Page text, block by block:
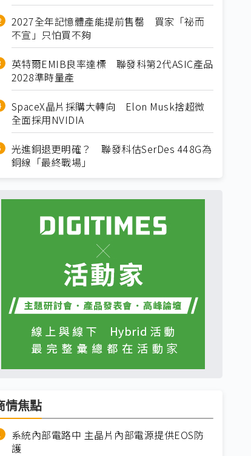
2027全年記憶體產能提前售罄 買家「祕而
不宣」只怕買不夠
英特爾EMIB良率達標 聯發科第2代ASIC產品
2028準時量產
SpaceX晶片採購大轉向 Elon Musk捨超微
全面採用NVIDIA
光進銅退更明確？ 聯發科估SerDes 448G為
銅線「最終戰場」
情焦點
系統內部電路中 主晶片內部電源提供EOS防
護